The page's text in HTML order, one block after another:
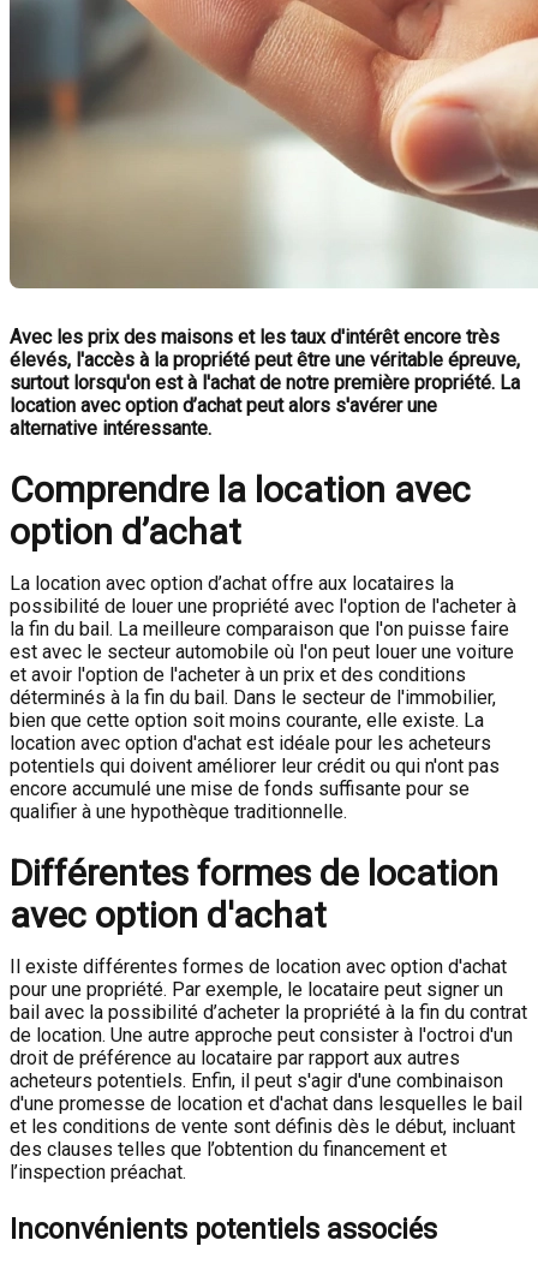
Avec les prix des maisons et les taux d'intérêt encore très
élevés, l'accès à la propriété peut être une véritable épreuve,
surtout lorsqu'on est à l'achat de notre première propriété. La
location avec option d’achat peut alors s'avérer une
alternative intéressante.
Comprendre la location avec
option d’achat
La location avec option d’achat offre aux locataires la
possibilité de louer une propriété avec l'option de l'acheter à
la fin du bail. La meilleure comparaison que l'on puisse faire
est avec le secteur automobile où l'on peut louer une voiture
et avoir l'option de l'acheter à un prix et des conditions
déterminés à la fin du bail. Dans le secteur de l'immobilier,
bien que cette option soit moins courante, elle existe. La
location avec option d'achat est idéale pour les acheteurs
potentiels qui doivent améliorer leur crédit ou qui n'ont pas
encore accumulé une mise de fonds suffisante pour se
qualifier à une hypothèque traditionnelle.
Différentes formes de location
avec option d'achat
Il existe différentes formes de location avec option d'achat
pour une propriété. Par exemple, le locataire peut signer un
bail avec la possibilité d’acheter la propriété à la fin du contrat
de location. Une autre approche peut consister à l'octroi d'un
droit de préférence au locataire par rapport aux autres
acheteurs potentiels. Enfin, il peut s'agir d'une combinaison
d'une promesse de location et d'achat dans lesquelles le bail
et les conditions de vente sont définis dès le début, incluant
des clauses telles que l’obtention du financement et
l’inspection préachat.
Inconvénients potentiels associés